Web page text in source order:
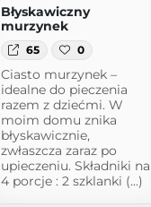
Błyskawiczny
murzynek
65 0
Ciasto murzynek –
idealne do pieczenia
razem z dziećmi. W
moim domu znika
błyskawicznie,
zwłaszcza zaraz po
upieczeniu. Składniki na
4 porcje : 2 szklanki (...)